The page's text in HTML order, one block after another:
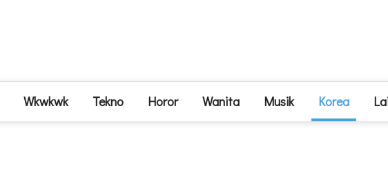
Wkwkwk Tekno Horor Wanita Musik Korea